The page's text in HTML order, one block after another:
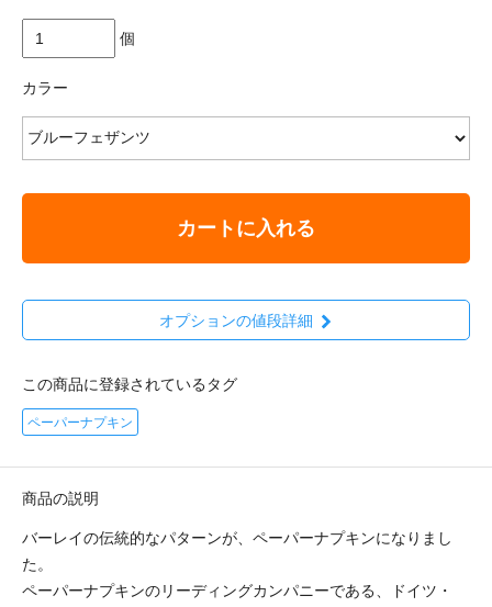
個
カラー
カートに入れる
オプションの値段詳細
この商品に登録されているタグ
ペーパーナプキン
商品の説明
バーレイの伝統的なパターンが、ペーパーナプキンになりまし
た。
ペーパーナプキンのリーディングカンパニーである、ドイツ・